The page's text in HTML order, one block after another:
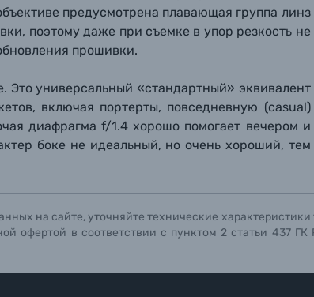
предусмотрена плавающая группа линз
поэтому даже при съемке в упор резкость не
прошивки.
Это универсальный «стандартный» эквивалент
включая портерты, повседневную (casual)
диафрагма f/1.4 хорошо помогает вечером и
боке не идеальный, но очень хороший, тем
на сайте, уточняйте технические
офертой в соответствии с пунктом 2 статьи 437